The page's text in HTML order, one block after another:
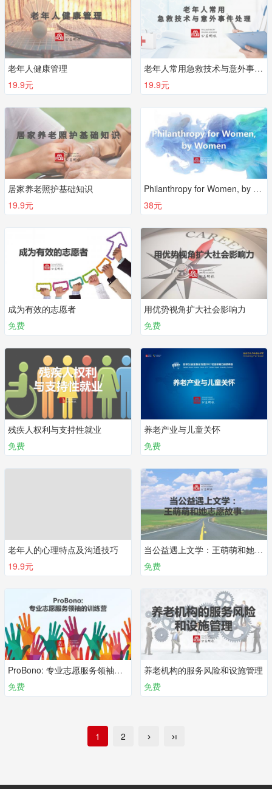
老年人健康管理
19.9元
老年人常用急救技术与意外事件处理
19.9元
居家养老照护基础知识
19.9元
Philanthropy for Women, by Women
38元
成为有效的志愿者
免费
用优势视角扩大社会影响力
免费
残疾人权利与支持性就业
免费
养老产业与儿童关怀
免费
老年人的心理特点及沟通技巧
19.9元
当公益遇上文学：王萌萌和她志愿故事
免费
ProBono: 专业志愿服务领袖的训练营
免费
养老机构的服务风险和设施管理
免费
1 2